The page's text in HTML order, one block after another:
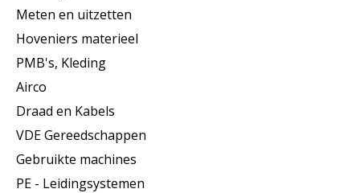
Meten en uitzetten
Hoveniers materieel
PMB's, Kleding
Airco
Draad en Kabels
VDE Gereedschappen
Gebruikte machines
PE - Leidingsystemen